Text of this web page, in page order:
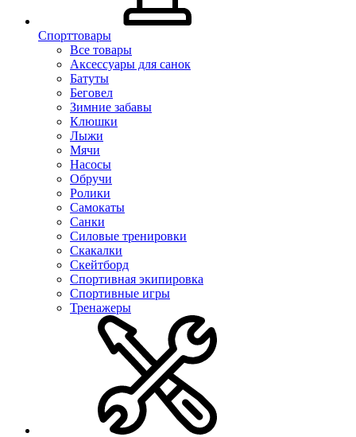
Спорттовары
Все товары
Аксессуары для санок
Батуты
Беговел
Зимние забавы
Клюшки
Лыжи
Мячи
Насосы
Обручи
Ролики
Самокаты
Санки
Силовые тренировки
Скакалки
Скейтборд
Спортивная экипировка
Спортивные игры
Тренажеры